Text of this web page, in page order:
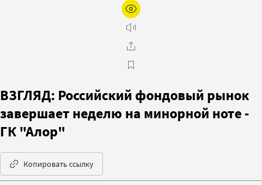
ВЗГЛЯД: Российский фондовый рынок
завершает неделю на минорной ноте -
ГК "Алор"
Копировать ссылку